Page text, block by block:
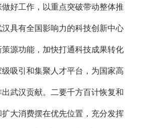
好工作，以重点突破带动整体推
具有全国影响力的科技创新中心
源功能，加快打通科技成果转化
吸引和集聚人才平台，为国家高
武汉贡献。二要千方百计恢复和
大消费摆在优先位置，充分发挥